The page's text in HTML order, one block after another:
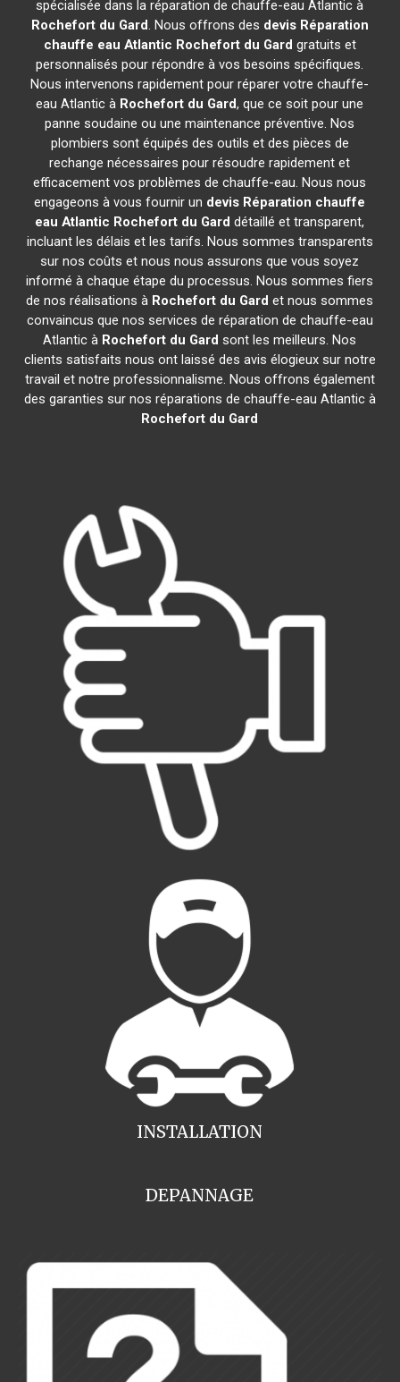
spécialisée dans la réparation de chauffe-eau Atlantic à
Rochefort du Gard. Nous offrons des devis Réparation
chauffe eau Atlantic Rochefort du Gard gratuits et
personnalisés pour répondre à vos besoins spécifiques.
Nous intervenons rapidement pour réparer votre chauffe-
eau Atlantic à Rochefort du Gard, que ce soit pour une
panne soudaine ou une maintenance préventive. Nos
plombiers sont équipés des outils et des pièces de
rechange nécessaires pour résoudre rapidement et
efficacement vos problèmes de chauffe-eau. Nous nous
engageons à vous fournir un devis Réparation chauffe
eau Atlantic Rochefort du Gard détaillé et transparent,
incluant les délais et les tarifs. Nous sommes transparents
sur nos coûts et nous nous assurons que vous soyez
informé à chaque étape du processus. Nous sommes fiers
de nos réalisations à Rochefort du Gard et nous sommes
convaincus que nos services de réparation de chauffe-eau
Atlantic à Rochefort du Gard sont les meilleurs. Nos
clients satisfaits nous ont laissé des avis élogieux sur notre
travail et notre professionnalisme. Nous offrons également
des garanties sur nos réparations de chauffe-eau Atlantic à
Rochefort du Gard
INSTALLATION
DEPANNAGE